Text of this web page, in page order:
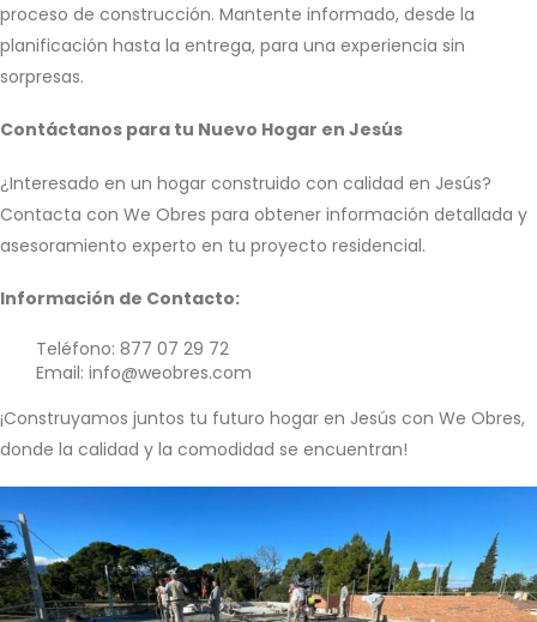
proceso de construcción. Mantente informado, desde la
planificación hasta la entrega, para una experiencia sin
sorpresas.
Contáctanos para tu Nuevo Hogar en Jesús
¿Interesado en un hogar construido con calidad en Jesús?
Contacta con We Obres para obtener información detallada y
asesoramiento experto en tu proyecto residencial.
Información de Contacto:
Teléfono: 877 07 29 72
Email: info@weobres.com
¡Construyamos juntos tu futuro hogar en Jesús con We Obres,
donde la calidad y la comodidad se encuentran!